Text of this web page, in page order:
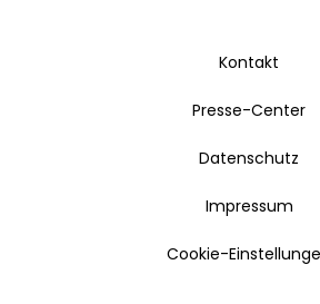
Kontakt
Presse-Center
Datenschutz
Impressum
Cookie-